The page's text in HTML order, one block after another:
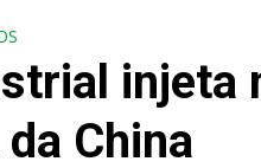
injeta
China